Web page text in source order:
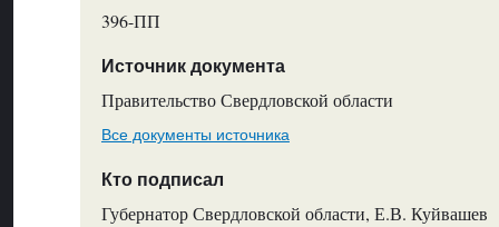
396-ПП
Источник документа
Правительство Свердловской области
Все документы источника
Кто подписал
Губернатор Свердловской области, Е.В. Куйвашев